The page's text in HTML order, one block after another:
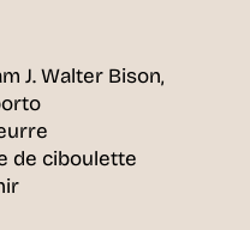
J. Walter Bison,
de ciboulette